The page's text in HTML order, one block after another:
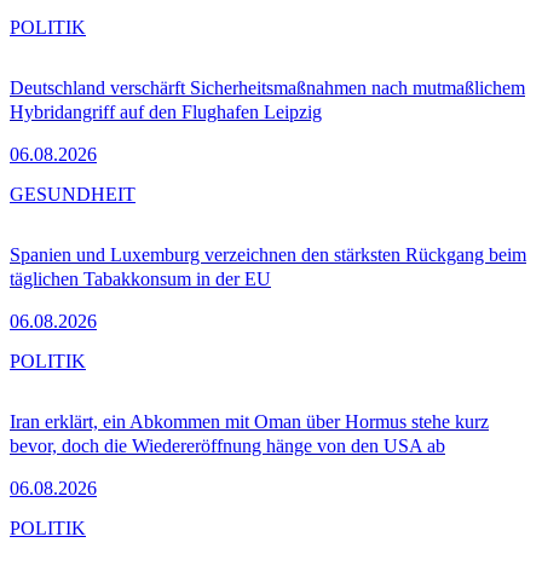
Deutschland verschärft Sicherheitsmaßnahmen nach mutmaßlichem
Hybridangriff auf den Flughafen Leipzig
06.08.2026
POLITIK
Spanien und Luxemburg verzeichnen den stärksten Rückgang beim
täglichen Tabakkonsum in der EU
06.08.2026
GESUNDHEIT
Iran erklärt, ein Abkommen mit Oman über Hormus stehe kurz
bevor, doch die Wiedereröffnung hänge von den USA ab
06.08.2026
POLITIK
POLITIK